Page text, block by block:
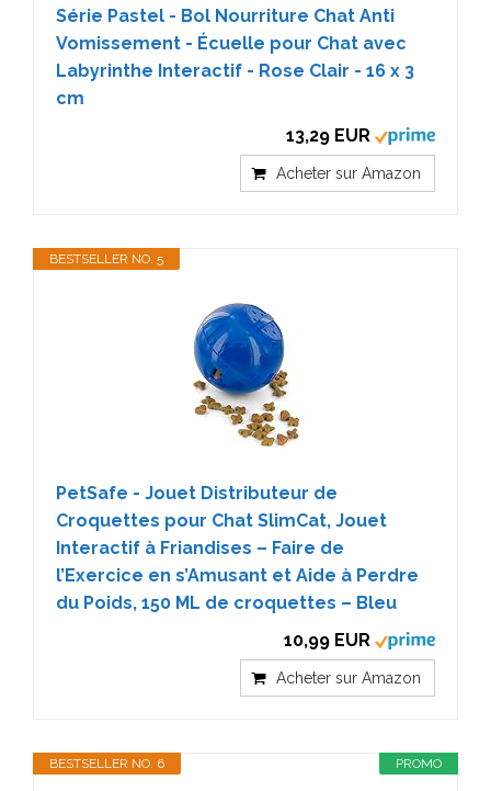
Série Pastel - Bol Nourriture Chat Anti
Vomissement - Écuelle pour Chat avec
Labyrinthe Interactif - Rose Clair - 16 x 3
cm
13,29 EUR
Acheter sur Amazon
BESTSELLER NO. 5
PetSafe - Jouet Distributeur de
Croquettes pour Chat SlimCat, Jouet
Interactif à Friandises – Faire de
l’Exercice en s’Amusant et Aide à Perdre
du Poids, 150 ML de croquettes – Bleu
10,99 EUR
Acheter sur Amazon
PROMO
BESTSELLER NO. 6